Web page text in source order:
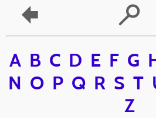
A B C D E F G
N O P Q R S T
Z